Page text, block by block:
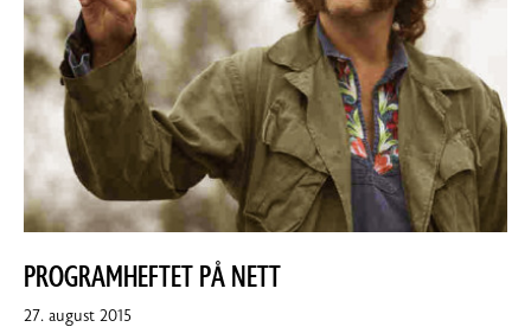
PROGRAMHEFTET PÅ NETT
27. august 201527.